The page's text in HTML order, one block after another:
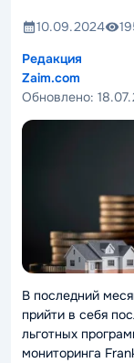
10.09.2024
Редакция
Zaim.com
Обновлено:
В последний
прийти в себя
льготных
мониторинга